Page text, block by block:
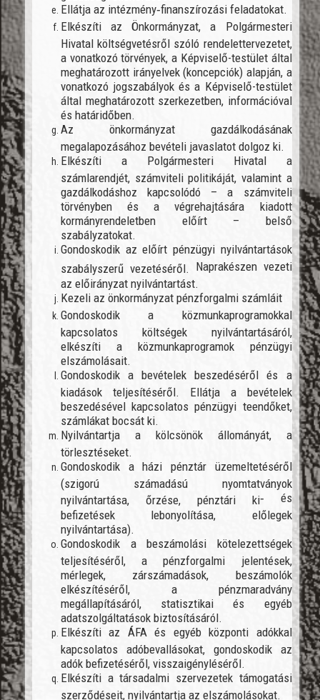
Ellátja az intézmény‐finanszírozási feladatokat.
Elkészíti az Önkormányzat, a Polgármesteri
Hivatal költségvetésről szóló rendelettervezetet,
a vonatkozó törvények, a Képviselő-testület által
meghatározott irányelvek (koncepciók) alapján, a
vonatkozó jogszabályok és a Képviselő-testület
által meghatározott szerkezetben, információval
és határidőben.
Az önkormányzat gazdálkodásának
megalapozásához bevételi javaslatot dolgoz ki.
Elkészíti a Polgármesteri Hivatal a
számlarendjét, számviteli politikáját, valamint a
gazdálkodáshoz kapcsolódó – a számviteli
törvényben és a végrehajtására kiadott
kormányrendeletben előírt – belső
szabályzatokat.
Gondoskodik az előírt pénzügyi nyilvántartások
szabályszerű vezetéséről. Naprakészen vezeti
az előirányzat nyilvántartást.
Kezeli az önkormányzat pénzforgalmi számláit
Gondoskodik a közmunkaprogramokkal
kapcsolatos költségek nyilvántartásáról,
elkészíti a közmunkaprogramok pénzügyi
elszámolásait.
Gondoskodik a bevételek beszedéséről és a
kiadások teljesítéséről. Ellátja a bevételek
beszedésével kapcsolatos pénzügyi teendőket,
számlákat bocsát ki.
Nyilvántartja a kölcsönök állományát, a
törlesztéseket.
Gondoskodik a házi pénztár üzemeltetéséről
(szigorú számadású nyomtatványok
nyilvántartása, őrzése, pénztári ki‐ és
befizetések lebonyolítása, előlegek
nyilvántartása).
Gondoskodik a beszámolási kötelezettségek
teljesítéséről, a pénzforgalmi jelentések,
mérlegek, zárszámadások, beszámolók
elkészítéséről, a pénzmaradvány
megállapításáról, statisztikai és egyéb
adatszolgáltatások biztosításáról.
Elkészíti az ÁFA és egyéb központi adókkal
kapcsolatos adóbevallásokat, gondoskodik az
adók befizetéséről, visszaigényléséről.
Elkészíti a társadalmi szervezetek támogatási
szerződéseit, nyilvántartja az elszámolásokat.